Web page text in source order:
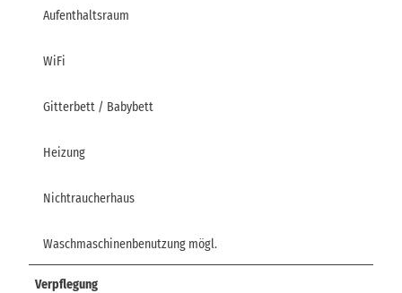
Aufenthaltsraum
WiFi
Gitterbett / Babybett
Heizung
Nichtraucherhaus
Waschmaschinenbenutzung mögl.
Verpflegung